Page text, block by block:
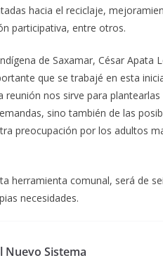
hacia el reciclaje,
participativa, entre otros.
de Saxamar, César Apata
que se trabajé en esta
nos sirve para
sino también de las
preocupación por los adultos
herramienta comunal, será de
necesidades.
Nuevo Sistema